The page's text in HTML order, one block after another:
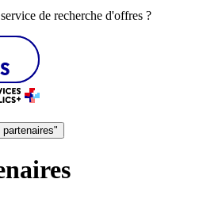
de recherche d'offres ?